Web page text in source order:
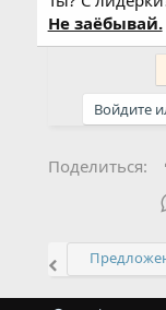
Не заёбывай.
Войдите
Поделиться: